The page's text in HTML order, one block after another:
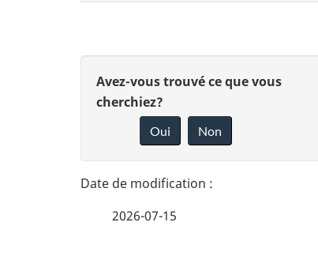
i
l
D
n
Avez-vous trouvé ce que vous
cherchiez?
Oui Non
2026-07-15